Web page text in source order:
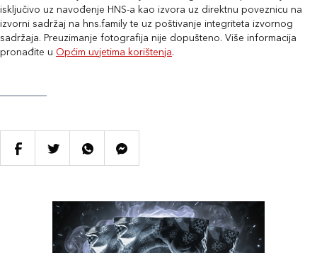
isključivo uz navođenje HNS-a kao izvora uz direktnu poveznicu na
izvorni sadržaj na hns.family te uz poštivanje integriteta izvornog
sadržaja. Preuzimanje fotografija nije dopušteno. Više informacija
pronađite u Općim uvjetima korištenja.